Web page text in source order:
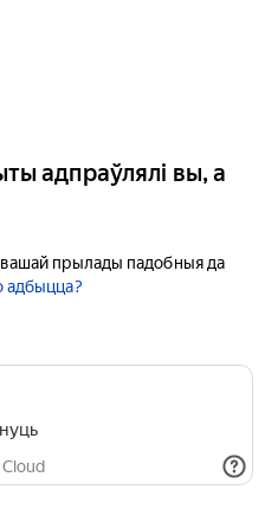
адпраўлялі вы, а
прылады падобныя да
адбыцца?